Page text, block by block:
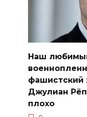
Наш
фашистский
Джулиан
плохо